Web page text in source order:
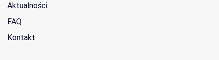
Aktualności
FAQ
Kontakt